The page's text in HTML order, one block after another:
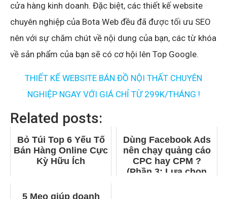
cửa hàng kinh doanh. Đặc biệt, các thiết kế website
chuyên nghiệp của Bota Web đều đã được tối ưu SEO
nên với sự chăm chút về nội dung của bạn, các từ khóa
về sản phẩm của bạn sẽ có cơ hội lên Top Google.
THIẾT KẾ WEBSITE BÁN ĐỒ NỘI THẤT CHUYÊN
NGHIỆP NGAY VỚI GIÁ CHỈ TỪ 299K/THÁNG !
Related posts:
Bỏ Túi Top 6 Yếu Tố
Bán Hàng Online Cực
Kỳ Hữu Ích
Dùng Facebook Ads
nên chạy quảng cáo
CPC hay CPM ?
(Phần 3: Lựa chọn
5 Mẹo giúp doanh